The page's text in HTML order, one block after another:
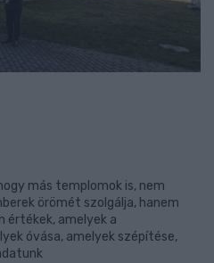
más templomok is, nem
örömét szolgálja, hanem
értékek, amelyek a
óvása, amelyek szépítése,